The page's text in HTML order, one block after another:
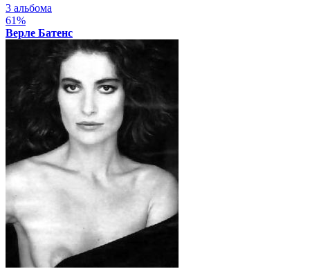
3 альбома
61%
Верле Батенс